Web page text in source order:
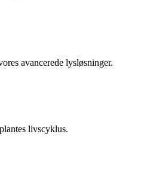
avancerede lysløsninger.
livscyklus.